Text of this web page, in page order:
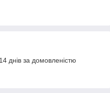
днів за домовленістю